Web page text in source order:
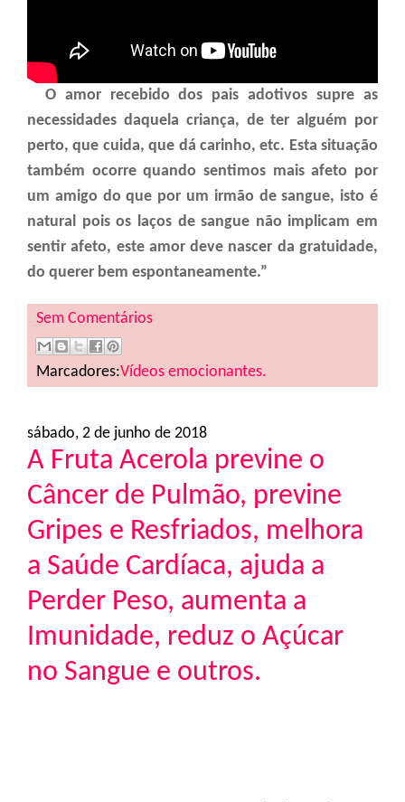
O amor recebido dos pais adotivos supre as
necessidades daquela criança, de ter alguém por
perto, que cuida, que dá carinho, etc. Esta situação
também ocorre quando sentimos mais afeto por
um amigo do que por um irmão de sangue, isto é
natural pois os laços de sangue não implicam em
sentir afeto, este amor deve nascer da gratuidade,
do querer bem espontaneamente.”
Sem Comentários
Marcadores:Vídeos emocionantes.
sábado, 2 de junho de 2018
A Fruta Acerola previne o
Câncer de Pulmão, previne
Gripes e Resfriados, melhora
a Saúde Cardíaca, ajuda a
Perder Peso, aumenta a
Imunidade, reduz o Açúcar
no Sangue e outros.